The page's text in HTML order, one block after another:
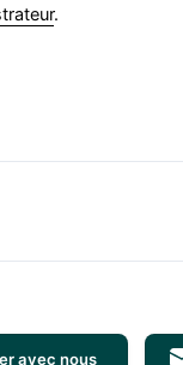
.
avec nous